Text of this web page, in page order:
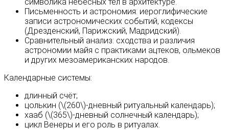
Письменность и астрономия: иероглифические
записи астрономических событий, кодексы
(Дрезденский, Парижский, Мадридский).
Сравнительный анализ: сходства и различия
астрономии майя с практиками ацтеков, ольмеков
и других мезоамериканских народов.
Календарные системы:
длинный счёт;
цолькин (\(260\)‑дневный ритуальный календарь);
хааб (\(365\)‑дневный солнечный календарь);
цикл Венеры и его роль в ритуалах.